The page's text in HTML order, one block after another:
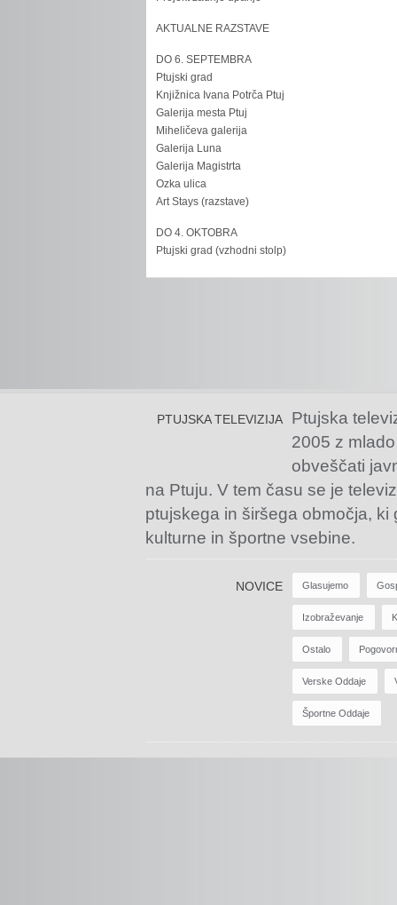
AKTUALNE RAZSTAVE
DO 6. SEPTEMBRA
Ptujski grad
Knjižnica Ivana Potrča Ptuj
Galerija mesta Ptuj
Miheličeva galerija
Galerija Luna
Galerija Magistrta
Ozka ulica
Art Stays (razstave)
DO 4. OKTOBRA
Ptujski grad (vzhodni stolp)
PTUJSKA TELEVIZIJA
Ptujska
2005 z
obveščati
na Ptuju. V tem času se je
ptujskega in širšega območja,
kulturne in športne vsebine.
NOVICE Glasujemo
Izobraževanje
Ostalo
Verske Oddaje
Športne Oddaje